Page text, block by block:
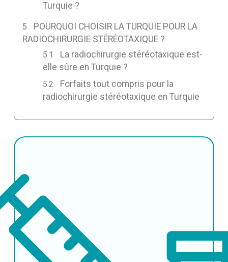
Turquie ?
POURQUOI CHOISIR LA TURQUIE POUR LA
RADIOCHIRURGIE STÉRÉOTAXIQUE ?
La radiochirurgie stéréotaxique est-
elle sûre en Turquie ?
Forfaits tout compris pour la
radiochirurgie stéréotaxique en Turquie